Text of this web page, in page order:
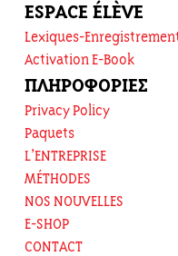
ESPACE ÉLÈVE
Lexiques-
Activation E-Book
ΠΛΗΡΟΦΟΡΙΕΣ
Privacy Policy
Paquets
L’ENTREPRISE
MÉTHODES
NOS NOUVELLES
E-SHOP
CONTACT